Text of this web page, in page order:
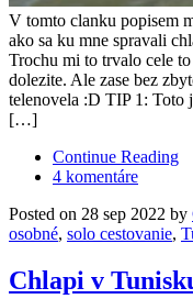
V tomto clanku popisem
ako sa ku mne spravali
Trochu mi to trvalo cele
dolezite. Ale zase bez
telenovela :D TIP 1: Toto
[…]
Continue Reading
4 komentáre
Posted on 28 sep 2022 by
osobné, solo cestovanie,
Chlapi v